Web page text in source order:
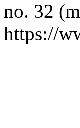
no. 32
https://